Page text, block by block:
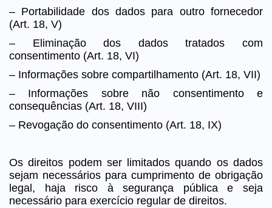
– Portabilidade dos dados para outro fornecedor
(Art. 18, V)
– Eliminação dos dados tratados com
consentimento (Art. 18, VI)
– Informações sobre compartilhamento (Art. 18, VII)
– Informações sobre não consentimento e
consequências (Art. 18, VIII)
– Revogação do consentimento (Art. 18, IX)
Os direitos podem ser limitados quando os dados
sejam necessários para cumprimento de obrigação
legal, haja risco à segurança pública e seja
necessário para exercício regular de direitos.